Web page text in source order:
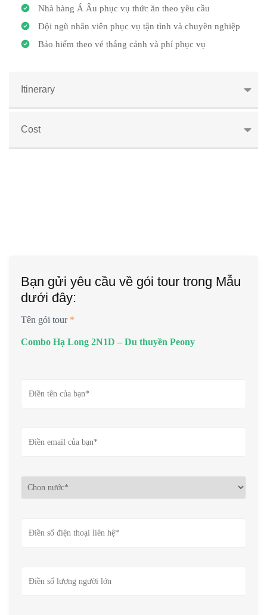
Nhà hàng Á Âu phục vụ thức ăn theo yêu cầu
Đội ngũ nhân viên phục vụ tận tình và chuyên nghiệp
Bảo hiểm theo vé thắng cảnh và phí phục vụ
Itinerary
Cost
Bạn gửi yêu cầu về gói tour trong Mẫu
dưới đây:
Tên gói tour *
Combo Hạ Long 2N1D – Du thuyền Peony